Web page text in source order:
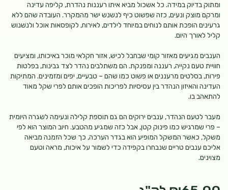
ומתוק בדיוק במידה. כל אשכול מביא איתו רעננות נהדרת, קליפה עדינה
ומרקם מוצק ונעים, כזה שפשוט כיף לנשנש ישר מהמקרר. העובדה שהם ללא
גרעינים הופכת אותם לנוחים במיוחד לילדים, לאירוח, לקופסאות אוכל ולנשנוש
קליל לאורך היום.
הענבים מגיעים מאזור קומי שבחבל לכיש, אזור חקלאי מוכר באיכותו, ומציעים
חוויית טעם נקייה, רעננה ומפנקת. הם משתלבים נהדר לצד גבינות, בפלטות
פירות, בסלטים מרעננים או פשוט כמו שהם – טבעיים, יפים ומזמינים. המתיקות
העדינה והאיזון הנהדר בין עסיסיות לפריכות הופכים אותם לפרי שקל מאוד
להתאהב בו.
מעבר לטעם הנהדר, ענבים ירוקים הם גם תוספת קלילה ונעימה לשגרה היומית
– פרי שמרגיש כמו פינוק קטן, אבל כזה שמגיע מהטבע. חיוב המוצר הוא לפי
משקל, כאשר המשקל המופיע הוא בגדר הערכה, כך שכל הזמנה מביאה
אליכם ענבים טריים שנבחרו בקפידה כדי לשמור על איכות, מראה וטעם
מצוינים.